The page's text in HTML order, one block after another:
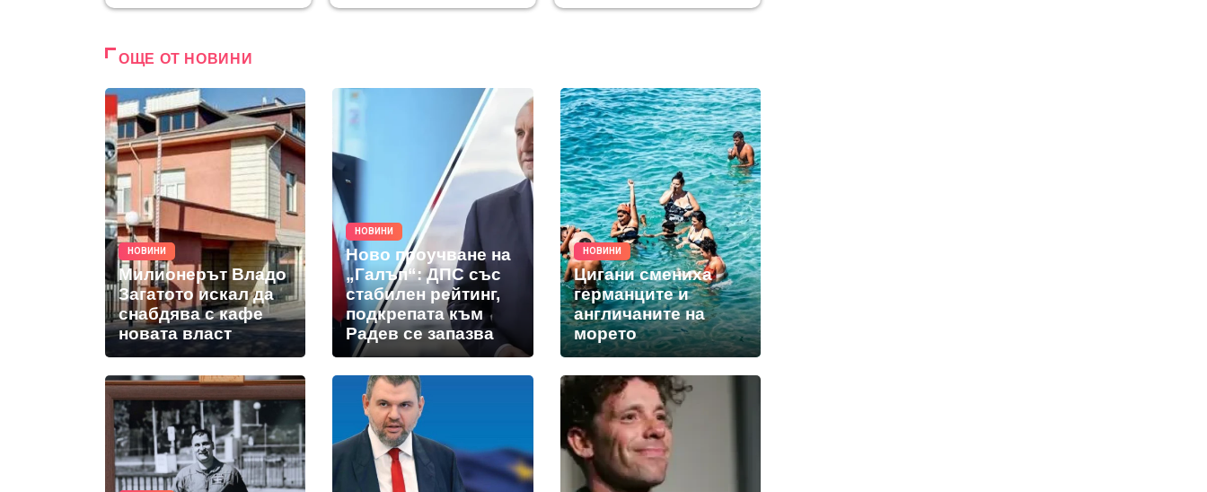
ОЩЕ ОТ НОВИНИ
НОВИНИ
Милионерът Владо
Загатото искал да
снабдява с кафе
новата власт
НОВИНИ
Ново проучване на
„Галъп“: ДПС със
стабилен рейтинг,
подкрепата към
Радев се запазва
НОВИНИ
Цигани смениха
германците и
англичаните на
морето